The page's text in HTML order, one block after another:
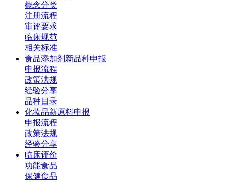
概念分类
注册流程
审评要求
临床规范
相关标准
食品添加剂新品种申报
申报流程
政策法规
经验分享
品种目录
化妆品新原料申报
申报流程
政策法规
经验分享
临床评价
功能食品
保健食品